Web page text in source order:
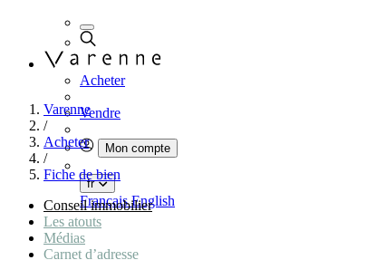
Acheter
Vendre
Mon compte
fr
FrançaisEnglish
Varenne
/
Acheter
/
Fiche de bien
Conseil immobilier
Les atouts
Médias
Carnet d’adresse